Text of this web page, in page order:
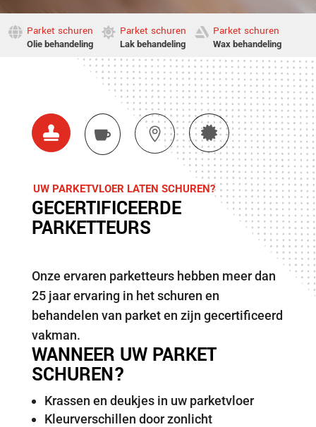
 Parket schuren
Olie behandeling
 Parket schuren
Lak behandeling
 Parket schuren
Wax behandeling
   
UW PARKETVLOER LATEN SCHUREN?
GECERTIFICEERDE
PARKETTEURS
Onze ervaren parketteurs hebben meer dan
25 jaar ervaring in het schuren en
behandelen van parket en zijn gecertificeerd
vakman.
WANNEER UW PARKET
SCHUREN?
Krassen en deukjes in uw parketvloer
Kleurverschillen door zonlicht